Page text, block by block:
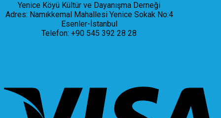
Yenice Köyü Kültür ve Dayanışma Derneği
Adres: Namıkkemal Mahallesi Yenice Sokak No:4
Esenler-İstanbul
Telefon: +90 545 392 28 28